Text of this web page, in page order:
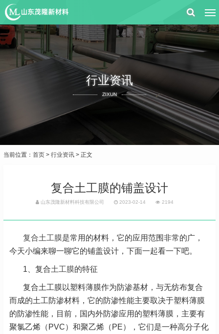
行业资讯
ZIXUN
当前位置： 首页 > 行业资讯 > 正文
复合土工膜的铺盖设计
山东茂隆新材料科技有限公司 2023-02-14 2194
复合土工膜是常用的材料，它的应用范围非常的广，
今天小编来聊一聊它的铺盖设计，下面一起看一下吧。
1、复合土工膜的特征
复合土工膜以塑料薄膜作为防渗基材，与无纺布复合
而成的土工防渗材料，它的防渗性能主要取决于塑料薄膜
的防渗性能，目前，国内外防渗应用的塑料薄膜，主要有
聚氯乙烯（PVC）和聚乙烯（PE），它们是一种高分子化